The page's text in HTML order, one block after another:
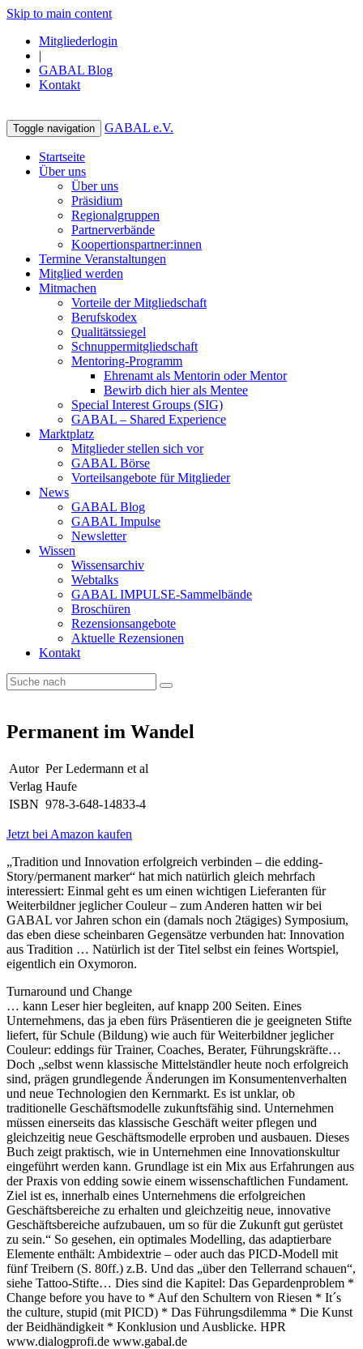
Skip to main content
Mitgliederlogin
|
GABAL Blog
Kontakt
Toggle navigation GABAL e.V.
Startseite
Über uns
Über uns
Präsidium
Regionalgruppen
Partnerverbände
Koopertionspartner:innen
Termine Veranstaltungen
Mitglied werden
Mitmachen
Vorteile der Mitgliedschaft
Berufskodex
Qualitätssiegel
Schnuppermitgliedschaft
Mentoring-Programm
Ehrenamt als Mentorin oder Mentor
Bewirb dich hier als Mentee
Special Interest Groups (SIG)
GABAL – Shared Experience
Marktplatz
Mitglieder stellen sich vor
GABAL Börse
Vorteilsangebote für Mitglieder
News
GABAL Blog
GABAL Impulse
Newsletter
Wissen
Wissensarchiv
Webtalks
GABAL IMPULSE-Sammelbände
Broschüren
Rezensionsangebote
Aktuelle Rezensionen
Kontakt
Permanent im Wandel
Autor Per Ledermann et al
Verlag Haufe
ISBN 978-3-648-14833-4
Jetzt bei Amazon kaufen
„Tradition und Innovation erfolgreich verbinden – die edding-
Story/permanent marker“ hat mich natürlich gleich mehrfach
interessiert: Einmal geht es um einen wichtigen Lieferanten für
Weiterbildner jeglicher Couleur – zum Anderen hatten wir bei
GABAL vor Jahren schon ein (damals noch 2tägiges) Symposium,
das eben diese scheinbaren Gegensätze verbunden hat: Innovation
aus Tradition … Natürlich ist der Titel selbst ein feines Wortspiel,
eigentlich ein Oxymoron.
Turnaround und Change
… kann Leser hier begleiten, auf knapp 200 Seiten. Eines
Unternehmens, das ja eben fürs Präsentieren die je geeigneten Stifte
liefert, für Schule (Bildung) wie auch für Weiterbildner jeglicher
Couleur: eddings für Trainer, Coaches, Berater, Führungskräfte…
Doch „selbst wenn klassische Mittelständler heute noch erfolgreich
sind, prägen grundlegende Änderungen im Konsumentenverhalten
und neue Technologien den Kernmarkt. Es ist unklar, ob
traditionelle Geschäftsmodelle zukunftsfähig sind. Unternehmen
müssen einerseits das klassische Geschäft weiter pflegen und
gleichzeitig neue Geschäftsmodelle erproben und ausbauen. Dieses
Buch zeigt praktisch, wie in Unternehmen eine Innovationskultur
eingeführt werden kann. Grundlage ist ein Mix aus Erfahrungen aus
der Praxis von edding sowie einem wissenschaftlichen Fundament.
Ziel ist es, innerhalb eines Unternehmens die erfolgreichen
Geschäftsbereiche zu erhalten und gleichzeitig neue, innovative
Geschäftsbereiche aufzubauen, um so für die Zukunft gut gerüstet
zu sein.“ So gesehen, ein optimales Modelling, das adaptierbare
Elemente enthält: Ambidextrie – oder auch das PICD-Modell mit
fünf Treibern (S. 80ff.) z.B. Und das „über den Tellerrand schauen“,
siehe Tattoo-Stifte… Dies sind die Kapitel: Das Gepardenproblem *
Change before you have to * Auf den Schultern von Riesen * It´s
the culture, stupid (mit PICD) * Das Führungsdilemma * Die Kunst
der Beidhändigkeit * Konklusion und Ausblicke. HPR
www.dialogprofi.de www.gabal.de